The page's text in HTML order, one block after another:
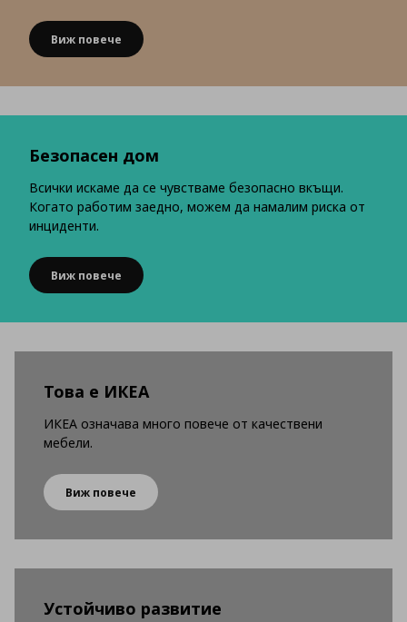
Виж повече
Безопасен дом
Всички искаме да се чувстваме безопасно вкъщи.
Когато работим заедно, можем да намалим риска от
инциденти.
Виж повече
Това е ИКЕА
ИКЕА означава много повече от качествени
мебели.
Виж повече
Устойчиво развитие